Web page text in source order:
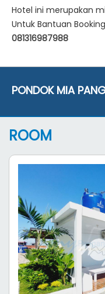
Hotel ini merupakan
Untuk Bantuan
081316987988
PONDOK MIA
ROOM